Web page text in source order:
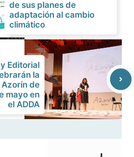
de sus planes de
adaptación al cambio
climático
Editorial
la
de
mayo en
el ADDA